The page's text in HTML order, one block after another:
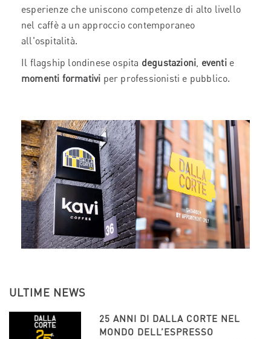
esperienze che uniscono competenze di alto livello
nel caffè a un approccio contemporaneo
all'ospitalità.
Il flagship londinese ospita degustazioni, eventie
momenti formativi per professionisti e pubblico.
ULTIME NEWS
25 ANNI DI DALLA CORTE NEL
MONDO DELL’ESPRESSO